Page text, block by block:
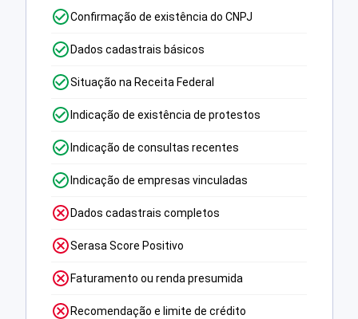
Confirmação de existência do CNPJ
Dados cadastrais básicos
Situação na Receita Federal
Indicação de existência de protestos
Indicação de consultas recentes
Indicação de empresas vinculadas
Dados cadastrais completos
Serasa Score Positivo
Faturamento ou renda presumida
Recomendação e limite de crédito